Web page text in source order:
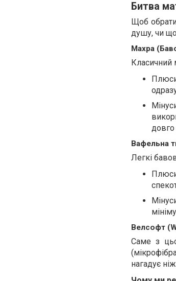
Битва
Щоб
душу, чи
Махра
Класичний
довго
Вафельна
Легкі
Велсофт
Саме з
нагадує